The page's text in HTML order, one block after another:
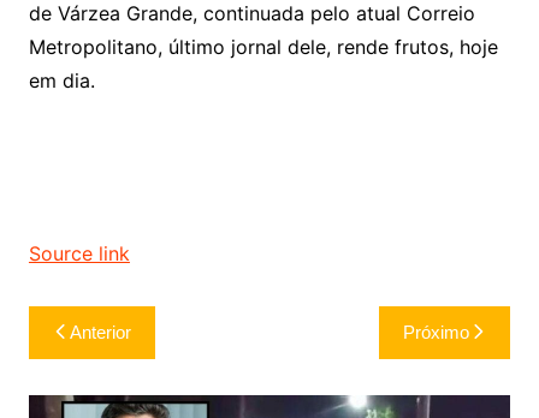
de Várzea Grande, continuada pelo atual Correio
Metropolitano, último jornal dele, rende frutos, hoje
em dia.
Source link
Navegação
de
Post
Anterior Próximo